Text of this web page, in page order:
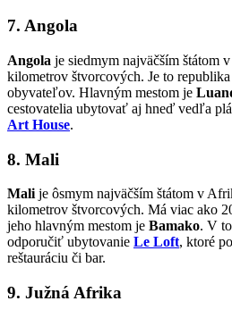
7. Angola
Angola je siedmym najväčším štátom
kilometrov štvorcových. Je to
obyvateľov. Hlavným mestom je
cestovatelia ubytovať aj hneď vedľa
Art House.
8. Mali
Mali je ôsmym najväčším štátom v
kilometrov štvorcových. Má viac ako
jeho hlavným mestom je Bamako. V
odporučiť ubytovanie Le Loft, ktoré
reštauráciu či bar.
9. Južná Afrika